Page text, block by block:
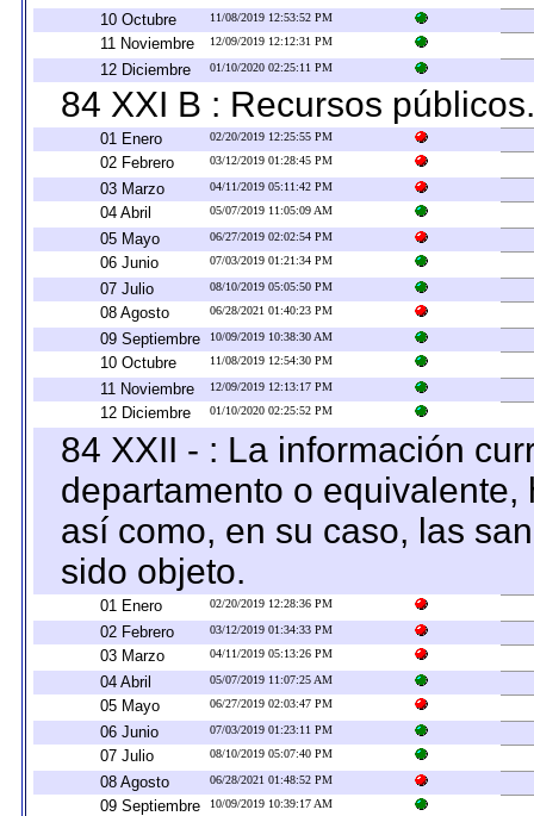
10 Octubre 11/08/2019 12:53:52 PM
11 Noviembre 12/09/2019 12:12:31 PM
12 Diciembre 01/10/2020 02:25:11 PM
84 XXI B : Recursos públicos.
01 Enero 02/20/2019 12:25:55 PM
02 Febrero 03/12/2019 01:28:45 PM
03 Marzo 04/11/2019 05:11:42 PM
04 Abril 05/07/2019 11:05:09 AM
05 Mayo 06/27/2019 02:02:54 PM
06 Junio 07/03/2019 01:21:34 PM
07 Julio 08/10/2019 05:05:50 PM
08 Agosto 06/28/2021 01:40:23 PM
09 Septiembre 10/09/2019 10:38:30 AM
10 Octubre 11/08/2019 12:54:30 PM
11 Noviembre 12/09/2019 12:13:17 PM
12 Diciembre 01/10/2020 02:25:52 PM
84 XXII - : La información
departamento o
así como, en su caso, las
sido objeto.
01 Enero 02/20/2019 12:28:36 PM
02 Febrero 03/12/2019 01:34:33 PM
03 Marzo 04/11/2019 05:13:26 PM
04 Abril 05/07/2019 11:07:25 AM
05 Mayo 06/27/2019 02:03:47 PM
06 Junio 07/03/2019 01:23:11 PM
07 Julio 08/10/2019 05:07:40 PM
08 Agosto 06/28/2021 01:48:52 PM
09 Septiembre 10/09/2019 10:39:17 AM